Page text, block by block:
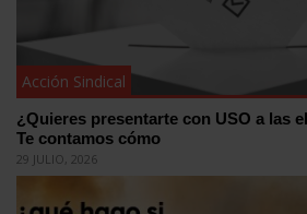
Acción Sindical
¿Quieres presentarte con USO a las
Te contamos cómo
29 JULIO, 2026